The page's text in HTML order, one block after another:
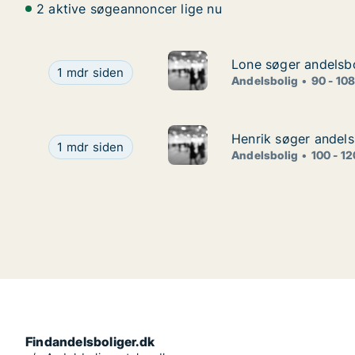
2 aktive søgeannoncer lige nu
Lone søger andelsbolig i Fredericia
1 mdr siden
Lone søger
Lone søger
Andelsbolig 90 -
Henrik søger andelsbolig i Assens eller Fredericia
1 mdr siden
Henrik søger
Henrik søger
Andelsbolig 100 -
Findandelsboliger.dk